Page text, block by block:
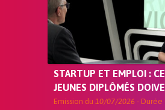
STARTUP ET EMPLOI :
JEUNES DIPLÔMÉS
Emission du 10/07/2026 - Durée